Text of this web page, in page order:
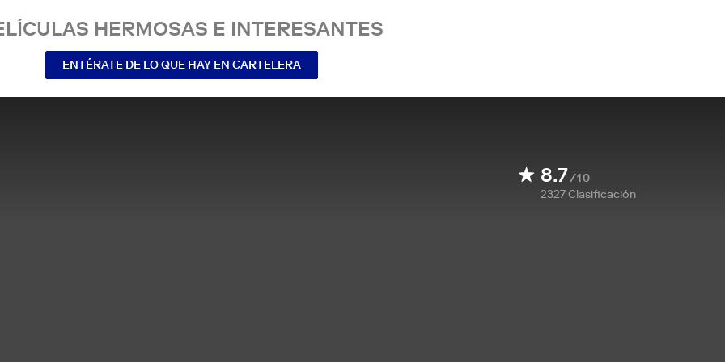
HERMOSAS E INTERESANTES
ENTÉRATE DE LO QUE HAY EN CARTELERA
8.7/10
2327Clasificación